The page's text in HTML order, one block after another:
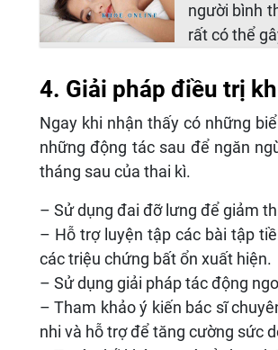
người bình
rất có thể
4. Giải pháp điều trị
Ngay khi nhận thấy có những
những động tác sau để ngăn
tháng sau của thai kì.
– Sử dụng đai đỡ lưng để giảm
– Hỗ trợ luyện tập các bài tập
các triệu chứng bất ổn xuất hiện.
– Sử dụng giải pháp tác động
– Tham khảo ý kiến bác sĩ
nhi và hỗ trợ để tăng cường sức